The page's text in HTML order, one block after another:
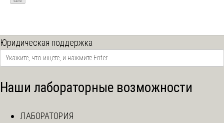
Юридическая поддержка
Наши лабораторные возможности
ЛАБОРАТОРИЯ